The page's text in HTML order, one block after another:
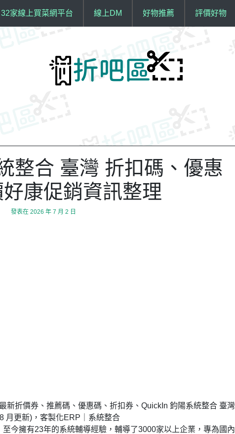
32家線上買菜網平台 線上DM 好物推薦 評價好物
整合 臺灣 折扣碼、優惠
康促銷資訊整理
發表在 2026 年 7 月 2 日
新折價券、推薦碼、優惠碼、折扣券、QuickIn 鈞陽系統整合 臺灣
月更新)，客製化ERP｜系統整合
今擁有23年的系統輔導經驗，輔導了3000家以上企業，專為國內